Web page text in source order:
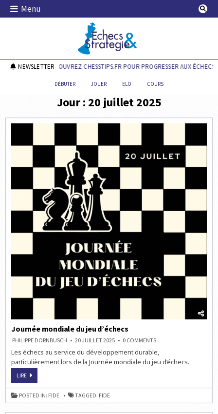
Skip
Menu
Echecs & Stratégie
NEWSLETTERDÉCOUVREZ CHESSTIPS.FR POUR PROGRESSER AUX ÉCHECS !
DÉBUTER JOUER ELO COURS
Jour : 20 juillet 2025
Journée mondiale du jeu d’échecs
PHILIPPE DORNBUSCH 20 JUILLET 2025 0 COMMENTSON
MONDIALE
DU
JEU
Les échecs au service du développement durable,
particulièrement lors de la Journée mondiale du jeu d’échecs.
LIREJOURNÉE
DU
JEU
D’ÉCHECS
POSTED IN: FIDE TAGGED: FIDE